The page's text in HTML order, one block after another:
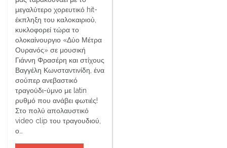
μεγαλύτερο χορευτικό hit-
έκπληξη του καλοκαιριού,
κυκλοφορεί τώρα το
ολοκαίνουργιο «Δύο Μέτρα
Ουρανός» σε μουσική
Γιάννη Φρασέρη και στίχους
Βαγγέλη Κωνσταντινίδη, ένα
σούπερ ανεβαστικό
τραγούδι-ύμνο με latin
ρυθμό που ανάβει φωτιές!
Στο πολύ απολαυστικό
video clip του τραγουδιού,
ο…